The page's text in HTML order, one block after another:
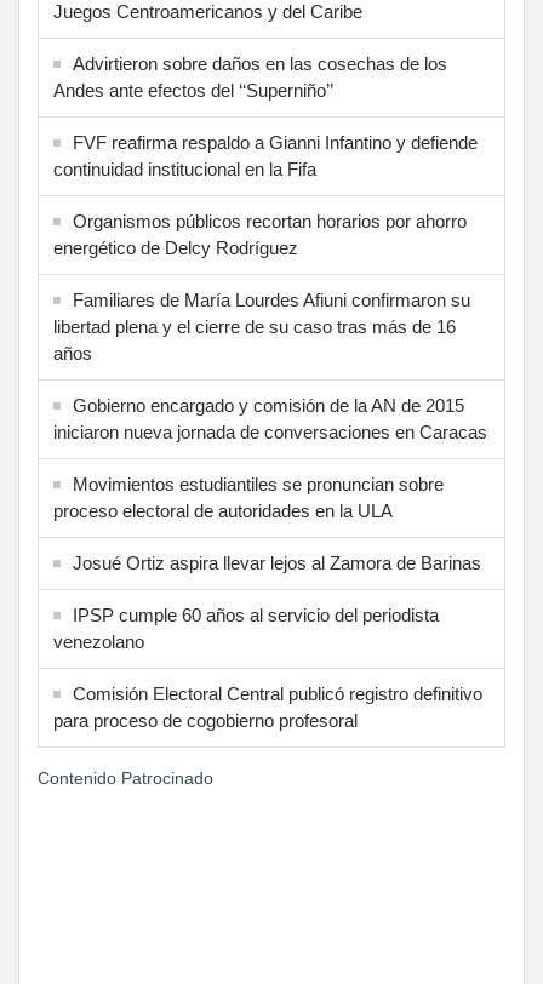
Juegos Centroamericanos y del Caribe
Advirtieron sobre daños en las cosechas de los
Andes ante efectos del ‘‘Superniño’’
FVF reafirma respaldo a Gianni Infantino y defiende
continuidad institucional en la Fifa
Organismos públicos recortan horarios por ahorro
energético de Delcy Rodríguez
Familiares de María Lourdes Afiuni confirmaron su
libertad plena y el cierre de su caso tras más de 16
años
Gobierno encargado y comisión de la AN de 2015
iniciaron nueva jornada de conversaciones en Caracas
Movimientos estudiantiles se pronuncian sobre
proceso electoral de autoridades en la ULA
Josué Ortiz aspira llevar lejos al Zamora de Barinas
IPSP cumple 60 años al servicio del periodista
venezolano
Comisión Electoral Central publicó registro definitivo
para proceso de cogobierno profesoral
Contenido Patrocinado